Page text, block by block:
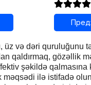
üz və dəri quruluğunu
qaldırmaq, gözəllik
şəkildə qalmasına
məqsədi ilə istifadə